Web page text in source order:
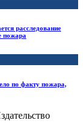
расследование
пожара
по факту пожара,